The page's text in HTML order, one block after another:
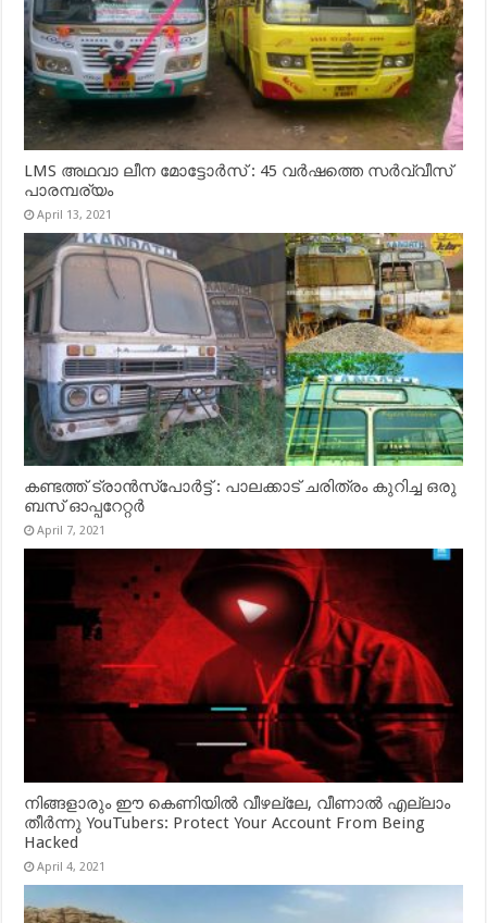
LMS അഥവാ ലീന മോട്ടോർസ് : 45 വർഷത്തെ സർവ്വീസ്
പാരമ്പര്യം
April 13, 2021
കണ്ടത്ത് ട്രാൻസ്‌പോർട്ട് : പാലക്കാട് ചരിത്രം കുറിച്ച ഒരു
ബസ് ഓപ്പറേറ്റർ
April 7, 2021
നിങ്ങളാരും ഈ കെണിയിൽ വീഴല്ലേ, വീണാൽ എല്ലാം
തീർന്നു YouTubers: Protect Your Account From Being
Hacked
April 4, 2021